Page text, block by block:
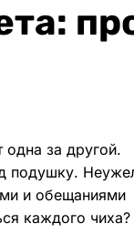
одна за другой.
подушку.
и обещаниями
каждого чиха?